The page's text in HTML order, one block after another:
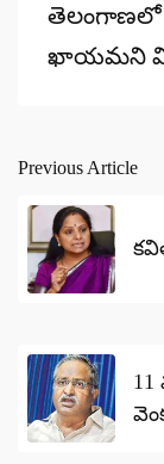
తెలంగాణలో
ఖాయమని
Post
navigation
Previous Article